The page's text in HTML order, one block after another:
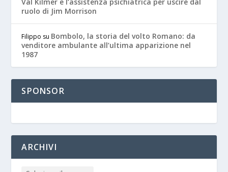
ruolo di Jim Morrison
Filippo su Bombolo, la storia del volto Romano: da
venditore ambulante all’ultima apparizione nel
1987
SPONSOR
ARCHIVI